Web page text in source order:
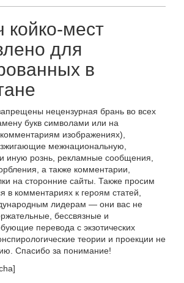
койко-мест
для
в
нецензурная брань во всех
букв символами или на
изображениях),
межнациональную,
иную рознь, рекламные сообщения,
а также комментарии,
на сторонние сайты. Также просим
в комментариях к героям статей,
лидерам — они вас не
бессвязные и
перевода с экзотических
теории и проекции не
Спасибо за понимание!